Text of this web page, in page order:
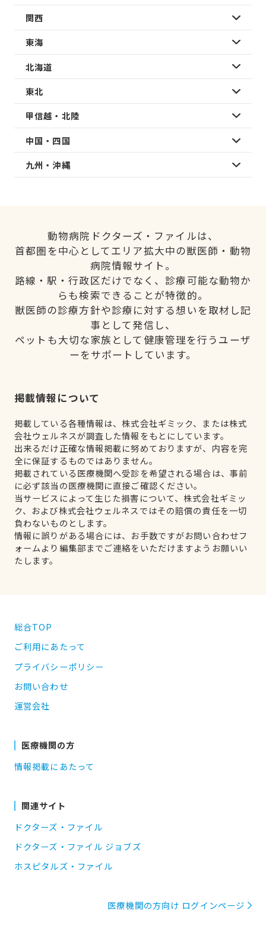
関西
東海
北海道
東北
甲信越・北陸
中国・四国
九州・沖縄
動物病院ドクターズ・ファイルは、
首都圏を中心としてエリア拡大中の獣医師・動物
病院情報サイト。
路線・駅・行政区だけでなく、診療可能な動物か
らも検索できることが特徴的。
獣医師の診療方針や診療に対する想いを取材し記
事として発信し、
ペットも大切な家族として健康管理を行うユーザ
ーをサポートしています。
掲載情報について
掲載している各種情報は、株式会社ギミック、または株式
会社ウェルネスが調査した情報をもとにしています。
出来るだけ正確な情報掲載に努めておりますが、内容を完
全に保証するものではありません。
掲載されている医療機関へ受診を希望される場合は、事前
に必ず該当の医療機関に直接ご確認ください。
当サービスによって生じた損害について、株式会社ギミッ
ク、および株式会社ウェルネスではその賠償の責任を一切
負わないものとします。
情報に誤りがある場合には、お手数ですがお問い合わせフ
ォームより編集部までご連絡をいただけますようお願いい
たします。
総合TOP
ご利用にあたって
プライバシーポリシー
お問い合わせ
運営会社
医療機関の方
情報掲載にあたって
関連サイト
ドクターズ・ファイル
ドクターズ・ファイル ジョブズ
ホスピタルズ・ファイル
医療機関の方向け ログインページ